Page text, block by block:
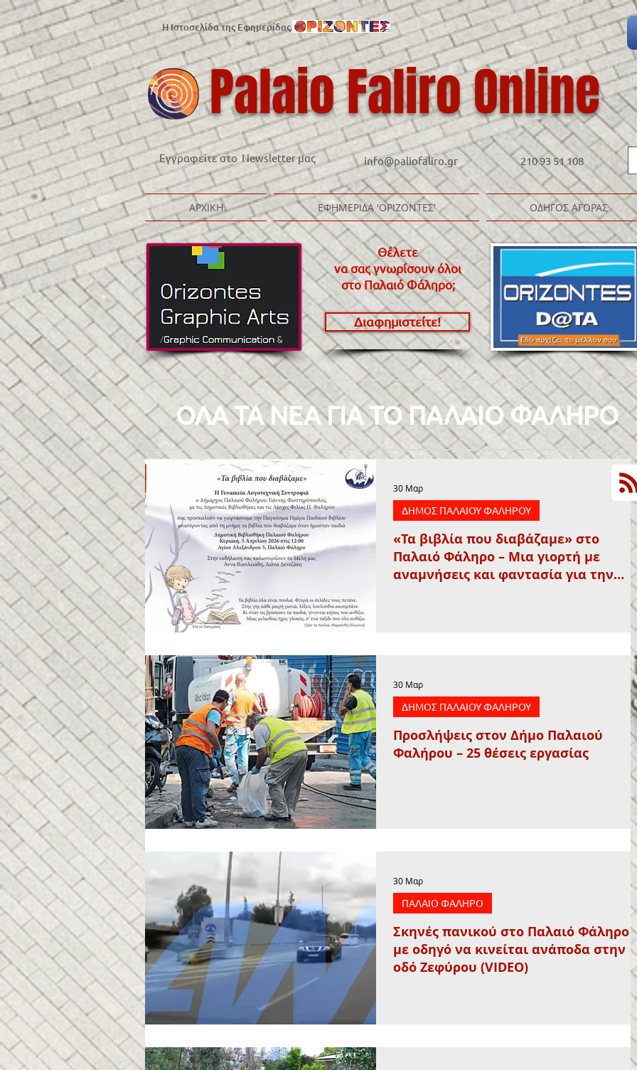
Η Ιστοσελίδα της Εφημερίδας
Palaio Faliro Online
info@paliofaliro.gr 210 93 51 108
ΑΡΧΙΚΗ ΕΦΗΜΕΡΙΔΑ 'ΟΡΙΖΟΝΤΕΣ' ΟΔΗΓΟΣ ΑΓΟΡΑΣ
Εγγραφείτε στο Newsletter μας
Θέλετε
να σας γνωρίσουν όλοι
στο Παλαιό Φάληρο;
Διαφημιστείτε!
ΟΛΑ ΤΑ ΝΕΑ ΓΙΑ ΤΟ ΠΑΛΑΙΟ ΦΑΛΗΡΟ
«Τα βιβλία που διαβάζαμε» στο
Παλαιό Φάληρο – Μια γιορτή με
αναμνήσεις και φαντασία για την
ΔΗΜΟΣ ΠΑΛΑΙΟΥ ΦΑΛΗΡΟΥ
30 Μαρ
Προσλήψεις στον Δήμο Παλαιού
Φαλήρου – 25 θέσεις εργασίας
ΔΗΜΟΣ ΠΑΛΑΙΟΥ ΦΑΛΗΡΟΥ
30 Μαρ
Σκηνές πανικού στο Παλαιό Φάληρο
με οδηγό να κινείται ανάποδα στην
οδό Ζεφύρου (VIDEO)
ΠΑΛΑΙΟ ΦΑΛΗΡΟ
30 Μαρ